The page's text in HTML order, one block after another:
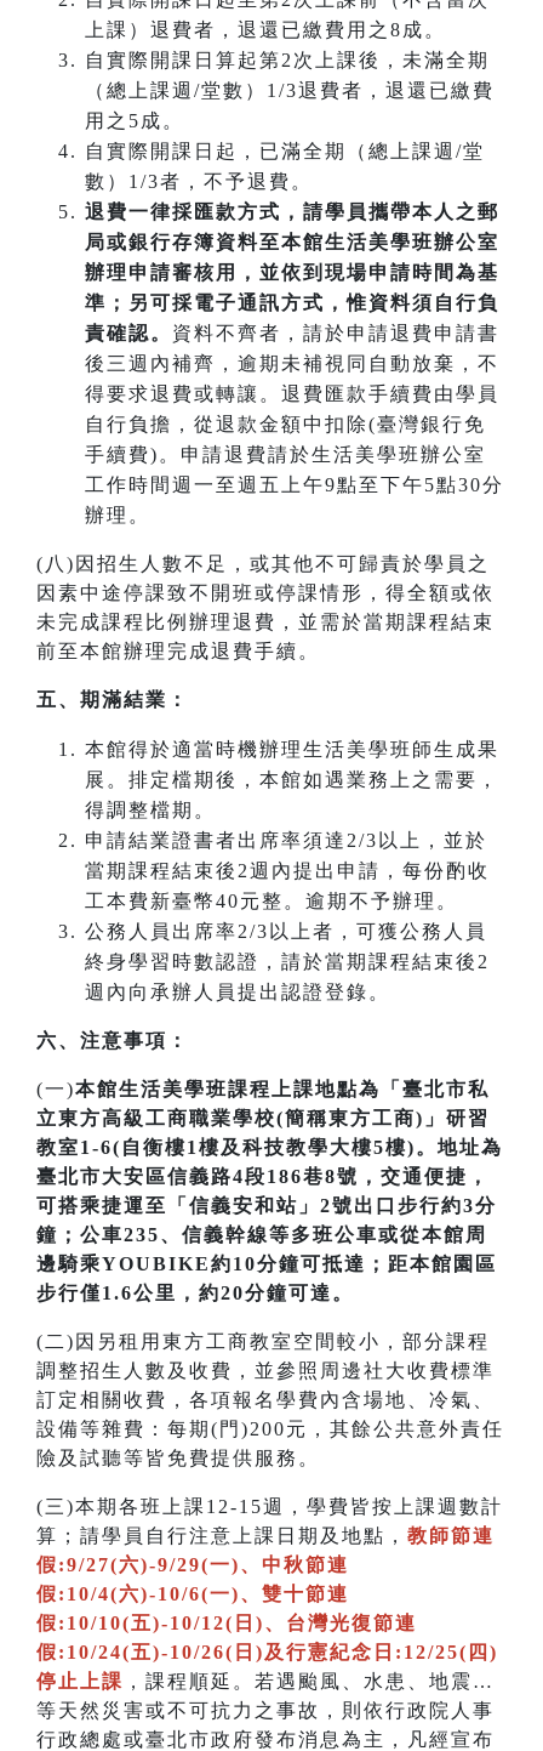
上課）退費者，退還已繳費用之8成。
自實際開課日算起第2次上課後，未滿全期
（總上課週/堂數）1/3退費者，退還已繳費
用之5成。
自實際開課日起，已滿全期（總上課週/堂
數）1/3者，不予退費。
退費一律採匯款方式，請學員攜帶本人之郵
局或銀行存簿資料至本館生活美學班辦公室
辦理申請審核用，並依到現場申請時間為基
準；另可採電子通訊方式，惟資料須自行負
責確認。 資料不齊者，請於申請退費申請書
後三週內補齊，逾期未補視同自動放棄，不
得要求退費或轉讓。退費匯款手續費由學員
自行負擔，從退款金額中扣除(臺灣銀行免
手續費)。申請退費請於生活美學班辦公室
工作時間週一至週五上午9點至下午5點30分
辦理。
(八)因招生人數不足，或其他不可歸責於學員之
因素中途停課致不開班或停課情形，得全額或依
未完成課程比例辦理退費，並需於當期課程結束
前至本館辦理完成退費手續。
五、期滿結業：
本館得於適當時機辦理生活美學班師生成果
展。排定檔期後，本館如遇業務上之需要，
得調整檔期。
申請結業證書者出席率須達2/3以上，並於
當期課程結束後2週內提出申請，每份酌收
工本費新臺幣40元整。逾期不予辦理。
公務人員出席率2/3以上者，可獲公務人員
終身學習時數認證，請於當期課程結束後2
週內向承辦人員提出認證登錄。
六、注意事項：
(一)本館生活美學班課程上課地點為「臺北市私
立東方高級工商職業學校(簡稱東方工商)」研習
教室1-6(自衡樓1樓及科技教學大樓5樓)。地址為
臺北市大安區信義路4段186巷8號，交通便捷，
可搭乘捷運至「信義安和站」2號出口步行約3分
鐘；公車235、信義幹線等多班公車或從本館周
邊騎乘YOUBIKE約10分鐘可抵達；距本館園區
步行僅1.6公里，約20分鐘可達。
(二)因另租用東方工商教室空間較小，部分課程
調整招生人數及收費，並參照周邊社大收費標準
訂定相關收費，各項報名學費內含場地、冷氣、
設備等雜費：每期(門)200元，其餘公共意外責任
險及試聽等皆免費提供服務。
(三)本期各班上課12-15週，學費皆按上課週數計
算；請學員自行注意上課日期及地點， 教師節連
假:9/27(六)-9/29(一)、中秋節連
假:10/4(六)-10/6(一)、雙十節連
假:10/10(五)-10/12(日)、台灣光復節連
假:10/24(五)-10/26(日)及行憲紀念日:12/25(四)
停止上課 ，課程順延。若遇颱風、水患、地震…
等天然災害或不可抗力之事故，則依行政院人事
行政總處或臺北市政府發布消息為主，凡經宣布